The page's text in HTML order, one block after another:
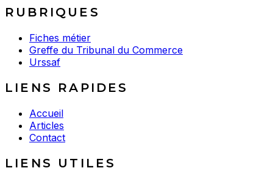
RUBRIQUES
Fiches métier
Greffe du Tribunal du Commerce
Urssaf
LIENS RAPIDES
Accueil
Articles
Contact
LIENS UTILES